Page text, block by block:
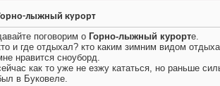
лыжный курорт
поговорим о Горно-лыжный курорте.
и где отдыхал? кто каким зимним видом
нравится сноуборд.
как то уже не езжу кататься, но раньше
в Буковеле.